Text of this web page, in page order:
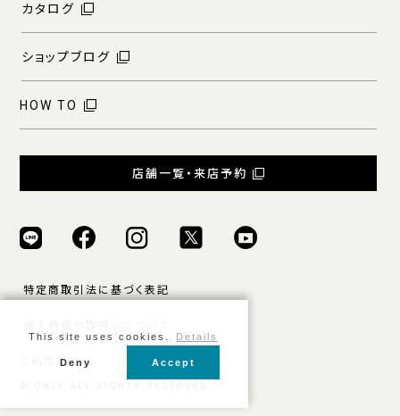
カタログ
ショップブログ
HOW TO
店舗一覧・来店予約
特定商取引法に基づく表記
ご利用規約
This site uses cookies. Details
Deny Accept